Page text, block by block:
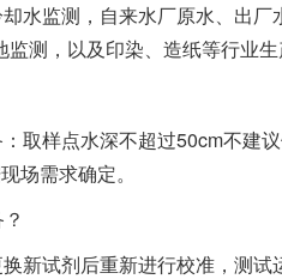
水监测，自来水厂原水、出厂
测，以及印染、造纸等行业生
取样点水深不超过50cm不建
场需求确定。
新试剂后重新进行校准，测试